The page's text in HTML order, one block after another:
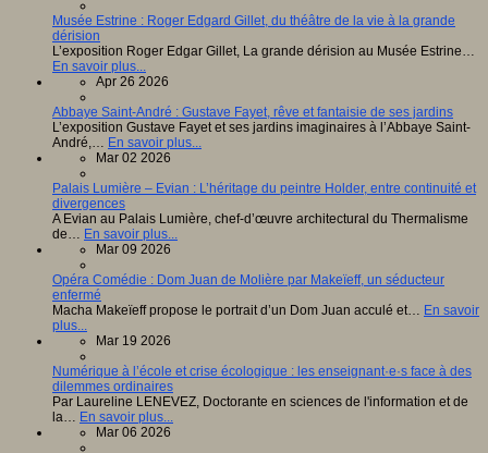
Musée Estrine : Roger Edgard Gillet, du théâtre de la vie à la grande
dérision
L’exposition Roger Edgar Gillet, La grande dérision au Musée Estrine…
En savoir plus...
Apr 26 2026
Abbaye Saint-André : Gustave Fayet, rêve et fantaisie de ses jardins
L’exposition Gustave Fayet et ses jardins imaginaires à l’Abbaye Saint-
André,… En savoir plus...
Mar 02 2026
Palais Lumière – Evian : L’héritage du peintre Holder, entre continuité et
divergences
A Evian au Palais Lumière, chef-d’œuvre architectural du Thermalisme
de… En savoir plus...
Mar 09 2026
Opéra Comédie : Dom Juan de Molière par Makeïeff, un séducteur
enfermé
Macha Makeïeff propose le portrait d’un Dom Juan acculé et… En savoir
plus...
Mar 19 2026
Numérique à l’école et crise écologique : les enseignant·e·s face à des
dilemmes ordinaires
Par Laureline LENEVEZ, Doctorante en sciences de l'information et de
la… En savoir plus...
Mar 06 2026